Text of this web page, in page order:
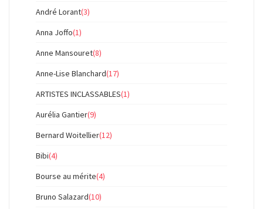
André Lorant(3)
Anna Joffo(1)
Anne Mansouret(8)
Anne-Lise Blanchard(17)
ARTISTES INCLASSABLES(1)
Aurélia Gantier(9)
Bernard Woitellier(12)
Bibi(4)
Bourse au mérite(4)
Bruno Salazard(10)